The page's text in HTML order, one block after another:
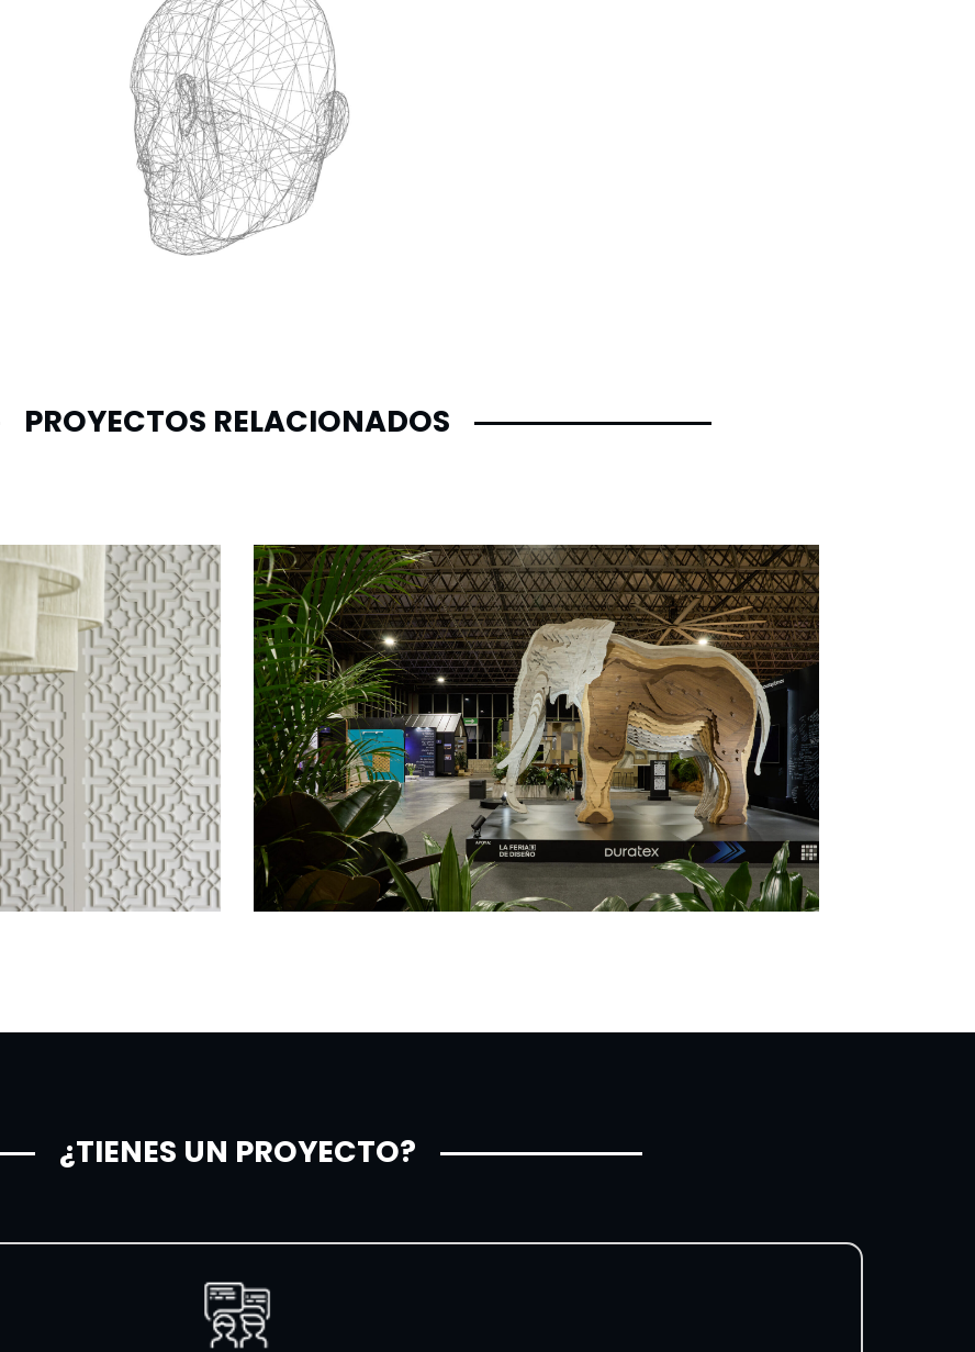
PROYECTOS RELACIONADOS
¿TIENES UN PROYECTO?